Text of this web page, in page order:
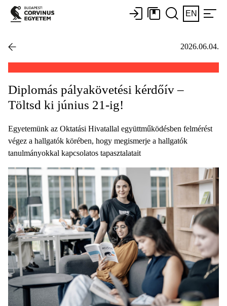
EN
2026.06.04.
Diplomás pályakövetési kérdőív –
Töltsd ki június 21-ig!
Egyetemünk az Oktatási Hivatallal együttműködésben felmérést
végez a hallgatók körében, hogy megismerje a hallgatók
tanulmányokkal kapcsolatos tapasztalatait